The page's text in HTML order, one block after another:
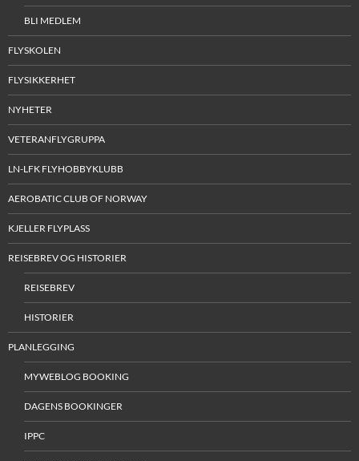
BLI MEDLEM
FLYSKOLEN
FLYSIKKERHET
NYHETER
VETERANFLYGRUPPA
LN-LFK FLYHOBBYKLUBB
AEROBATIC CLUB OF NORWAY
KJELLER FLYPLASS
REISEBREV OG HISTORIER
REISEBREV
HISTORIER
PLANLEGGING
MYWEBLOG BOOKING
DAGENS BOOKINGER
IPPC